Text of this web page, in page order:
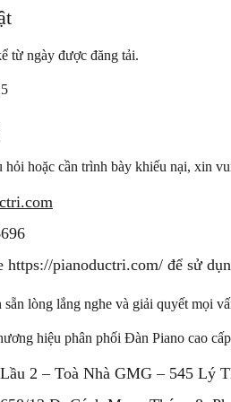
từ ngày được đăng tải.
hỏi hoặc cần trình bày khiếu nại, xin
https://pianoductri.com/ để sử
lòng lắng nghe và giải quyết mọi
hiệu phân phối Đàn Piano cao
2 – Toà Nhà GMG – 545 Lý